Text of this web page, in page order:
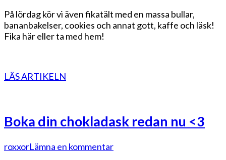
På lördag kör vi även fikatält med en massa bullar,
bananbakelser, cookies och annat gott, kaffe och läsk!
Fika här eller ta med hem!
LÄS ARTIKELN
Boka din chokladask redan nu <3
roxxorLämna en kommentarpå